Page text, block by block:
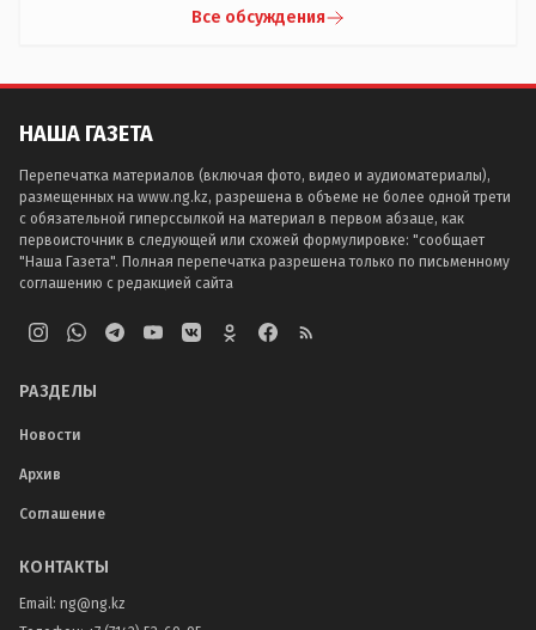
Все обсуждения
НАША ГАЗЕТА
Перепечатка материалов (включая фото, видео и аудиоматериалы),
размещенных на www.ng.kz, разрешена в объеме не более одной трети
с обязательной гиперссылкой на материал в первом абзаце, как
первоисточник в следующей или схожей формулировке: "сообщает
"Наша Газета". Полная перепечатка разрешена только по письменному
соглашению с редакцией сайта
РАЗДЕЛЫ
Новости
Архив
Соглашение
КОНТАКТЫ
Email: ng@ng.kz